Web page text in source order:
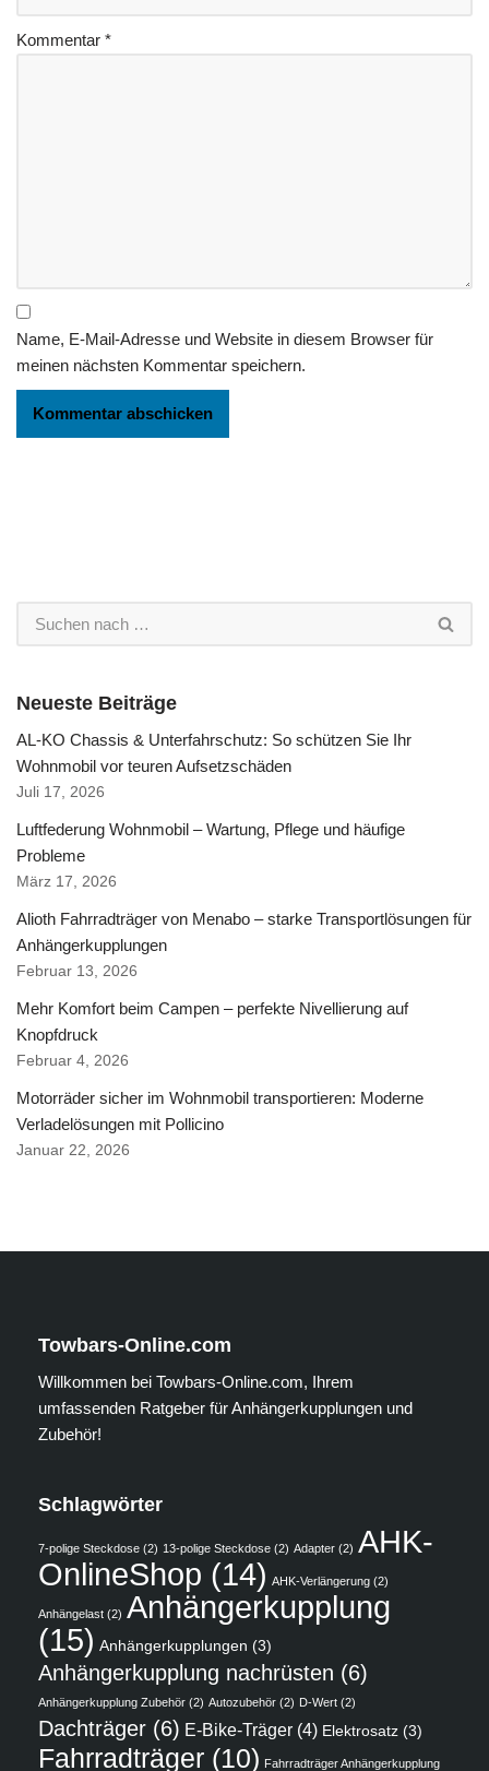
Kommentar *
Name, E-Mail-Adresse und Website in diesem Browser für
meinen nächsten Kommentar speichern.
Neueste Beiträge
AL-KO Chassis & Unterfahrschutz: So schützen Sie Ihr
Wohnmobil vor teuren Aufsetzschäden
Juli 17, 2026
Luftfederung Wohnmobil – Wartung, Pflege und häufige
Probleme
März 17, 2026
Alioth Fahrradträger von Menabo – starke Transportlösungen für
Anhängerkupplungen
Februar 13, 2026
Mehr Komfort beim Campen – perfekte Nivellierung auf
Knopfdruck
Februar 4, 2026
Motorräder sicher im Wohnmobil transportieren: Moderne
Verladelösungen mit Pollicino
Januar 22, 2026
Towbars-Online.com
Willkommen bei Towbars-Online.com, Ihrem
umfassenden Ratgeber für Anhängerkupplungen und
Zubehör!
Schlagwörter
7-polige Steckdose (2) 13-polige Steckdose (2) Adapter (2) AHK-
OnlineShop (14) AHK-Verlängerung (2)
Anhängelast (2) Anhängerkupplung
(15) Anhängerkupplungen (3)
Anhängerkupplung nachrüsten (6)
Anhängerkupplung Zubehör (2) Autozubehör (2) D-Wert (2)
Dachträger (6) E-Bike-Träger (4) Elektrosatz (3)
Fahrradträger (10) Fahrradträger Anhängerkupplung